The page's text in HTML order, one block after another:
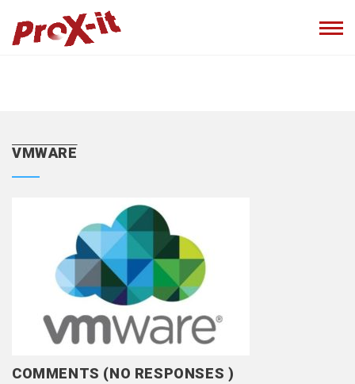
VMWARE
COMMENTS (NO RESPONSES )